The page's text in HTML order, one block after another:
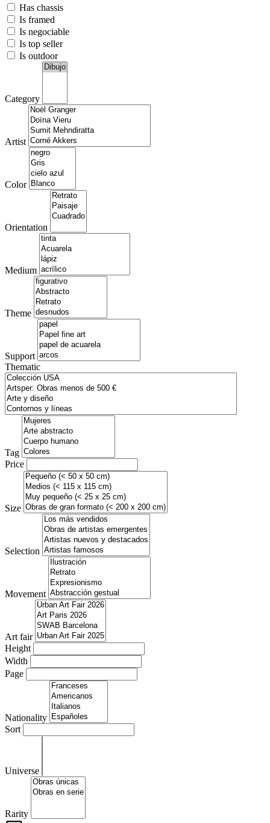
Has chassis
Is framed
Is negociable
Is top seller
Is outdoor
Category
Artist
Color
Orientation
Medium
Theme
Support
Thematic
Tag
Price
Size
Selection
Movement
Art fair
Height
Width
Page
Nationality
Sort
Universe
Rarity